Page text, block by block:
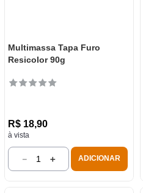
Multimassa Tapa Furo
Resicolor 90g
R$ 18,90
à vista
＋
－ ADICIONAR